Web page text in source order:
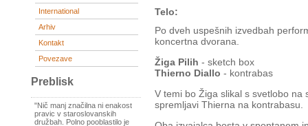
International
Arhiv
Kontakt
Povezave
Preblisk
"Nič manj značilna ni enakost
pravic v staroslovanskih
družbah. Polno pooblastilo je
Telo:
Po dveh uspešnih izvedbah
koncertna dvorana.
Žiga Pilih - sketch box
Thierno Diallo - kontrabas
V temi bo Žiga slikal s svetlobo na
spremljavi Thierna na kontrabasu.